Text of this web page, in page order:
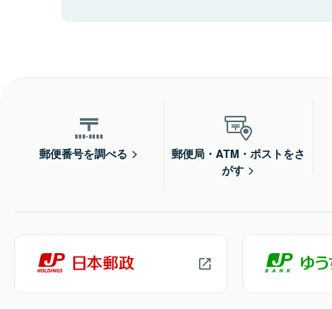
郵便番号を調べる
郵便局・ATM・ポストをさ
がす